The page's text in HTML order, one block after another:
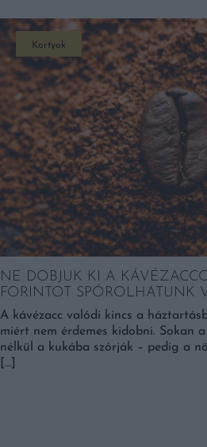
Kortyok
NE DOBJUK KI A
FORINTOT SPÓROLHATUNK
A kávézacc valódi kincs a
miért nem érdemes kidobni. Sokan
nélkül a kukába szórják – pedig a
[…]